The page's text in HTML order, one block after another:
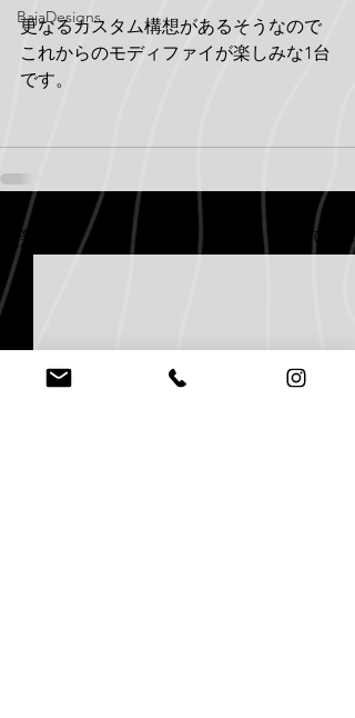
BajaDesigns
更なるカスタム構想があるそうなので
これからのモディファイが楽しみな1台
です。
最新記事 すべて表示